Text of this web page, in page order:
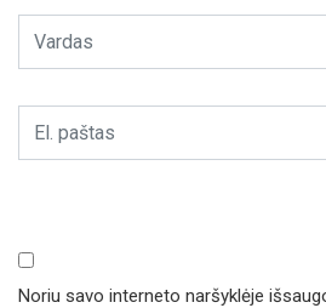
Noriu savo interneto naršyklėje